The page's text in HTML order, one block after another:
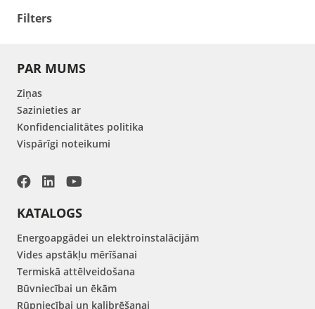
Filters
PAR MUMS
Ziņas
Sazinieties ar
Konfidencialitātes politika
Vispārīgi noteikumi
KATALOGS
Energoapgādei un elektroinstalācijām
Vides apstākļu mērīšanai
Termiskā attēlveidošana
Būvniecībai un ēkām
Rūpniecībai un kalibrēšanai